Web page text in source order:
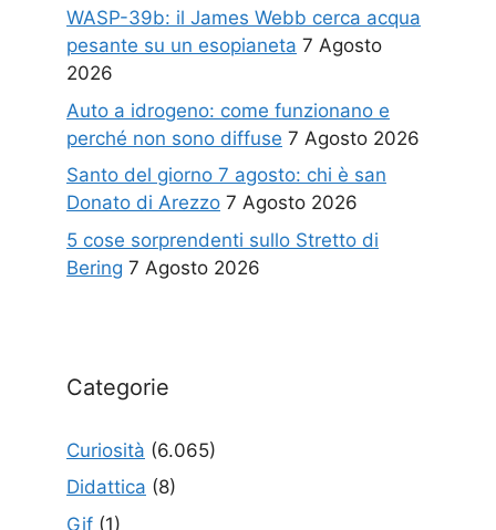
WASP-39b: il James Webb cerca acqua
pesante su un esopianeta 7 Agosto
2026
Auto a idrogeno: come funzionano e
perché non sono diffuse 7 Agosto 2026
Santo del giorno 7 agosto: chi è san
Donato di Arezzo 7 Agosto 2026
5 cose sorprendenti sullo Stretto di
Bering 7 Agosto 2026
Categorie
Curiosità (6.065)
Didattica (8)
Gif (1)